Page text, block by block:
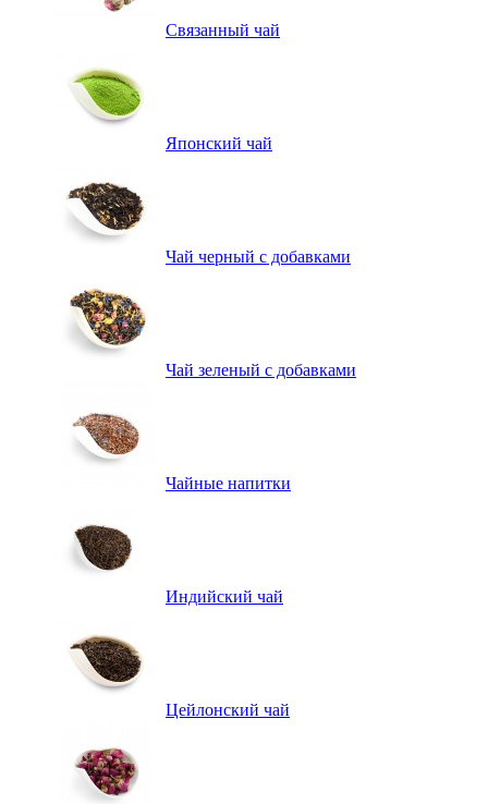
Связанный чай
Японский чай
Чай черный с добавками
Чай зеленый с добавками
Чайные напитки
Индийский чай
Цейлонский чай